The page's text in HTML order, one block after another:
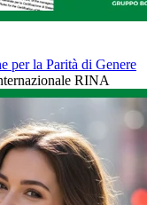
per la Parità di Genere
RINA